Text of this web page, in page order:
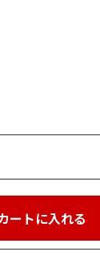
ートに入れる